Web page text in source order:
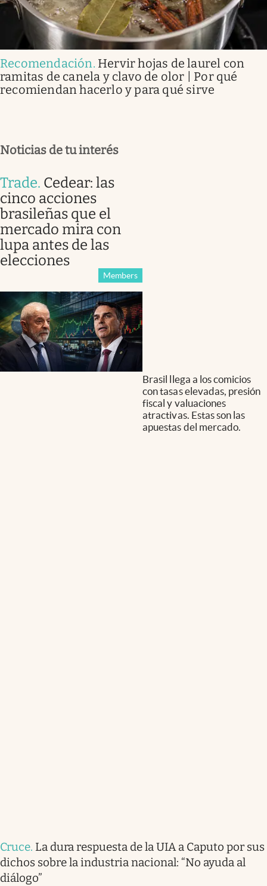
Recomendación. Hervir hojas de laurel con
ramitas de canela y clavo de olor | Por qué
recomiendan hacerlo y para qué sirve
Noticias de tu interés
Trade. Cedear: las
cinco acciones
brasileñas que el
mercado mira con
lupa antes de las
elecciones
Members
Brasil llega a los comicios
con tasas elevadas, presión
fiscal y valuaciones
atractivas. Estas son las
apuestas del mercado.
Cruce. La dura respuesta de la UIA a Caputo por sus
dichos sobre la industria nacional: “No ayuda al
diálogo”